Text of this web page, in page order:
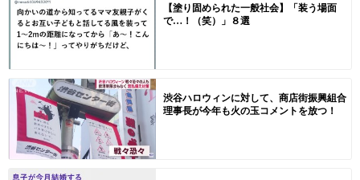
【塗り固められた一般社会】「装う場面
で…！（笑）」８選
渋谷ハロウィンに対して、商店街振興組合
理事長が今年も火の玉コメントを放つ！